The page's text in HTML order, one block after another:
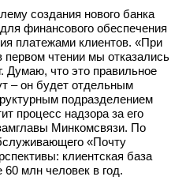
создания нового банка
финансового обеспечения
платежами клиентов. «При
первом чтении мы отказались
Думаю, что это правильное
– он будет отдельным
подразделением
процесс надзора за его
Минкомсвязи. По
«Почту
клиентская база
60 млн человек в год.